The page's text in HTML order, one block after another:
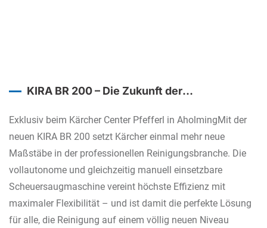
KIRA BR 200 – Die Zukunft der
Exklusiv beim Kärcher Center Pfefferl in AholmingMit der
neuen KIRA BR 200 setzt Kärcher einmal mehr neue
Maßstäbe in der professionellen Reinigungsbranche. Die
vollautonome und gleichzeitig manuell einsetzbare
Scheuersaugmaschine vereint höchste Effizienz mit
maximaler Flexibilität – und ist damit die perfekte Lösung
für alle, die Reinigung auf einem völlig neuen Niveau